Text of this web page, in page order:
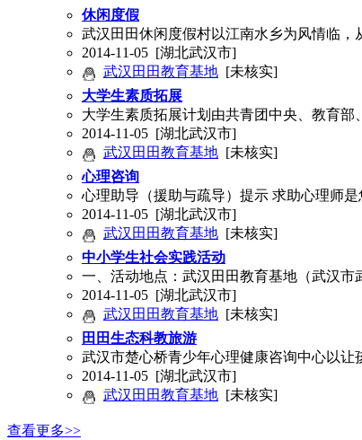
休闲度假
武汉田田休闲度假村以江南水乡为风情临
2014-11-05 [湖北武汉市]
武汉田田教育基地 [未核实]
大学生素质拓展
大学生素质拓展计划由共青团中央、教育
2014-11-05 [湖北武汉市]
武汉田田教育基地 [未核实]
心理咨询
心理助导（援助与疏导）提示 求助心理师
2014-11-05 [湖北武汉市]
武汉田田教育基地 [未核实]
中小学生社会实践活动
一、活动地点：武汉田田教育基地（武汉市
2014-11-05 [湖北武汉市]
武汉田田教育基地 [未核实]
田田生态科教旅游
武汉市楚心桥青少年心理健康咨询中心以让
2014-11-05 [湖北武汉市]
武汉田田教育基地 [未核实]
查看更多>>